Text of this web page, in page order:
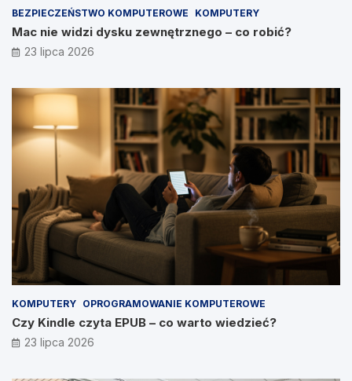
BEZPIECZEŃSTWO KOMPUTEROWE KOMPUTERY
Mac nie widzi dysku zewnętrznego – co robić?
23 lipca 2026
KOMPUTERY OPROGRAMOWANIE KOMPUTEROWE
Czy Kindle czyta EPUB – co warto wiedzieć?
23 lipca 2026